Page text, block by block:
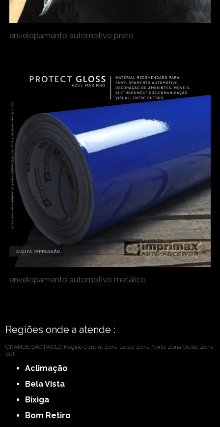
envelopamento automotivo preto
envelopamento automotivo metálico
Regiões onde a atende :
GRANDE SÃO PAULO Região Central Zona Leste Zona Norte Zona Oeste Zona
Sul
Aclimação
Bela Vista
Bixiga
Bom Retiro